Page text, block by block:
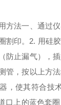
方法一、通过
割印。 2. 用硅
防止漏气），
管，按以上方
，使其符合技
口上的蓝色套